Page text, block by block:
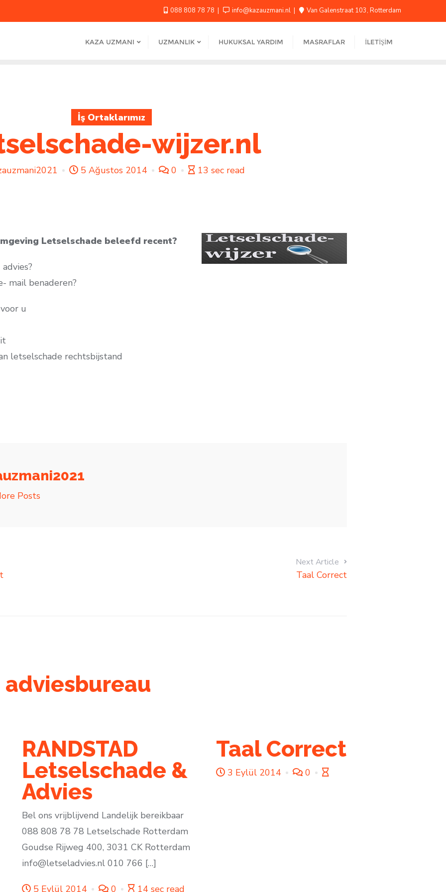
088 808 78 78 info@kazauzmani.nl Van Galenstraat 103, Rotterdam
KAZA UZMANI UZMANLIK HUKUKSAL YARDIM MASRAFLAR İLETIŞIM
İş Ortaklarımız
wijzer.nl
5 Ağustos 2014 0 13 sec read
Letselschade beleefd recent?
mail benaderen?
u
letselschade rechtsbijstand
Posts
Next Article
Taal Correct
adviesbureau
RANDSTAD
Letselschade &
Advies
Bel ons vrijblijvend Landelijk bereikbaar
088 808 78 78 Letselschade Rotterdam
Goudse Rijweg 400, 3031 CK Rotterdam
info@letseladvies.nl 010 766 […]
5 Eylül 2014 0 14 sec read
Taal Correct
3 Eylül 2014 0